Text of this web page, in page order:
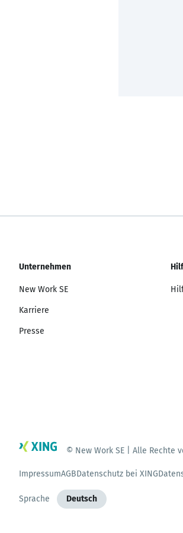
Unternehmen
New Work SE
Karriere
Presse
© New Work SE | Alle Rechte
ImpressumAGBDatenschutz bei XING
Sprache Deutsch